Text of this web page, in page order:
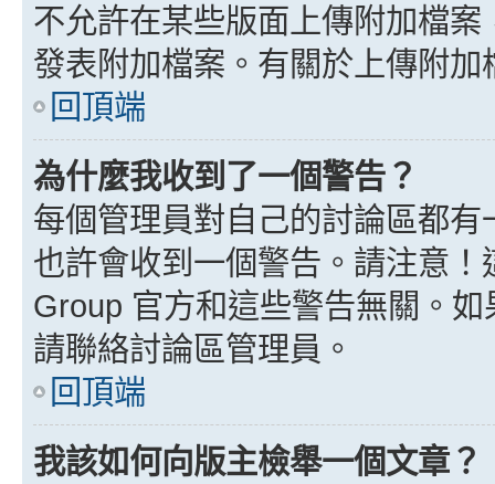
不允許在某些版面上傳附加檔
發表附加檔案。有關於上傳附
回頂端
為什麼我收到了一個警告？
每個管理員對自己的討論區都
也許會收到一個警告。請注意
Group 官方和這些警告無關。
請聯絡討論區管理員。
回頂端
我該如何向版主檢舉一個文章？